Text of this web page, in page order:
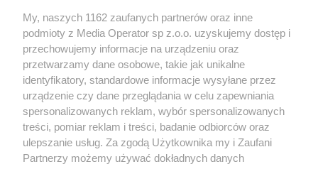
smakach
5 / 8
Maestro Macarons otwarcie
lokalu
Wydawca mediów lokalnych
Nie zapomnij
zapoznać się z:
polityką prywatności regulamin korzystania z portali
Twojemiasto Skontakuj sięz nami
My, naszych 1162 zaufanych partnerów oraz inne
podmioty z Media Operator sp z.o.o. uzyskujemy dostęp i
przechowujemy informacje na urządzeniu oraz
przetwarzamy dane osobowe, takie jak unikalne
identyfikatory, standardowe informacje wysyłane przez
urządzenie czy dane przeglądania w celu zapewniania
spersonalizowanych reklam, wybór spersonalizowanych
treści, pomiar reklam i treści, badanie odbiorców oraz
ulepszanie usług. Za zgodą Użytkownika my i Zaufani
Partnerzy możemy używać dokładnych danych